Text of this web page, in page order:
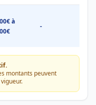
à
-
montants peuvent